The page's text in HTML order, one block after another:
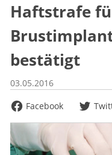
Haftstrafe
bestätigt
03.05.2016
Facebook